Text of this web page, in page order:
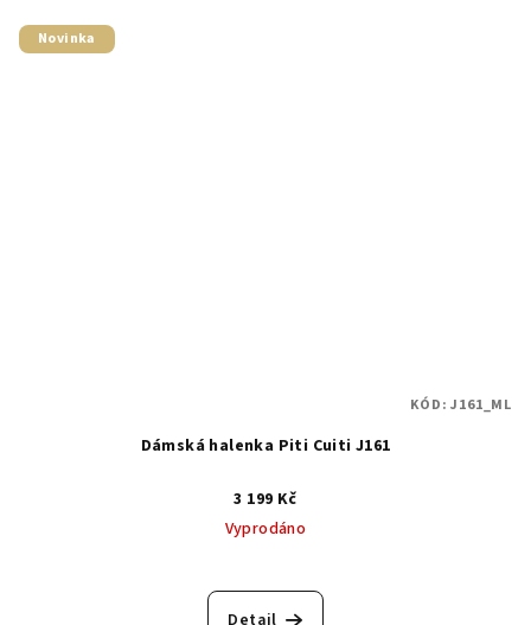
Novinka
Dámská halenka Piti Cuiti J161
3 199 Kč
Vyprodáno
Detail
KÓD:J161_ML